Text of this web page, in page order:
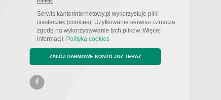
Serwis kantorinternetowy.pl wykorzystuje pliki
ciasteczek (cookies). Użytkowanie serwisu oznacza
zgodę na wykorzystywanie tych plików. Więcej
informacji: Polityka cookies
ZAŁÓŻ DARMOWE KONTO JUŻ TERAZ